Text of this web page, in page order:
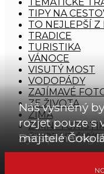
Výšlap z
Dětská herna
Náš vysněný
rozjet pouze s
majitelé
TIPY NA
TO NEJLEPŠÍ
TRADICE
TURISTIKA
VÁNOCE
VISUTÝ MOST
VODOPÁDY
ZAJÍMAVÉ
ZE ŽIVOTA
ZIMA
ZIMNÍ
ŽIVOT VE